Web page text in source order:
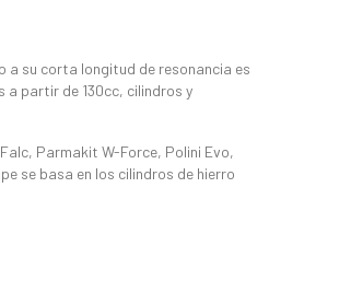
a su corta longitud de resonancia es
partir de 130cc, cilindros y
Parmakit W-Force, Polini Evo,
se basa en los cilindros de hierro